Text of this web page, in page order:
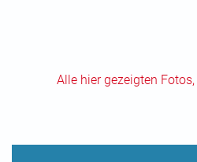
Alle hier gezeigten